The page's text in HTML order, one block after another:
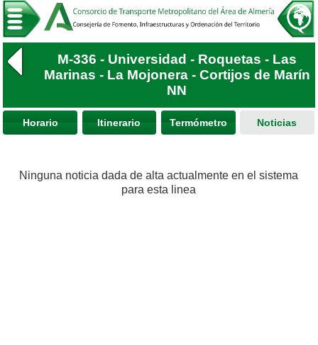
M-336 - Universidad - Roquetas - Las
Marinas - La Mojonera - Cortijos de Marín
NN
Horario Itinerario Termómetro Noticias
Ninguna noticia dada de alta actualmente en el sistema
para esta linea